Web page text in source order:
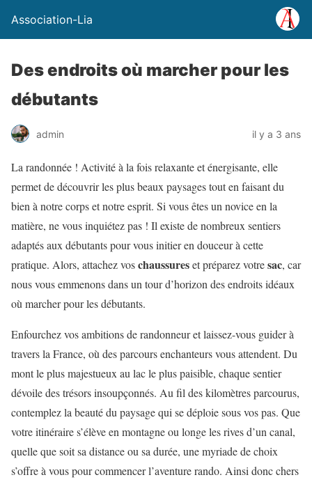
Association-Lia
Des endroits où marcher pour les
débutants
admin il y a 3 ans
La randonnée ! Activité à la fois relaxante et énergisante, elle
permet de découvrir les plus beaux paysages tout en faisant du
bien à notre corps et notre esprit. Si vous êtes un novice en la
matière, ne vous inquiétez pas ! Il existe de nombreux sentiers
adaptés aux débutants pour vous initier en douceur à cette
pratique. Alors, attachez voschaussureset préparez votresac, car
nous vous emmenons dans un tour d’horizon des endroits idéaux
où marcher pour les débutants.
Enfourchez vos ambitions de randonneur et laissez-vous guider à
travers la France, où des parcours enchanteurs vous attendent. Du
mont le plus majestueux au lac le plus paisible, chaque sentier
dévoile des trésors insoupçonnés. Au fil des kilomètres parcourus,
contemplez la beauté du paysage qui se déploie sous vos pas. Que
votre itinéraire s’élève en montagne ou longe les rives d’un canal,
quelle que soit sa distance ou sa durée, une myriade de choix
s’offre à vous pour commencer l’aventure rando. Ainsi donc chers